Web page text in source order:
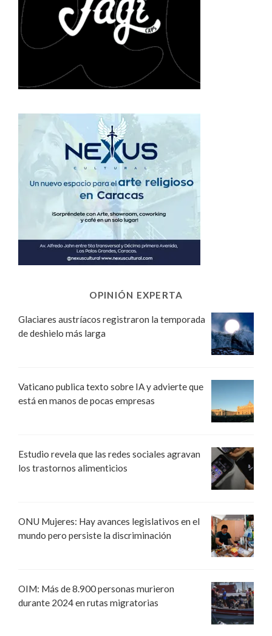
OPINIÓN EXPERTA
Glaciares austríacos registraron la temporada
de deshielo más larga
Vaticano publica texto sobre IA y advierte que
está en manos de pocas empresas
Estudio revela que las redes sociales agravan
los trastornos alimenticios
ONU Mujeres: Hay avances legislativos en el
mundo pero persiste la discriminación
OIM: Más de 8.900 personas murieron
durante 2024 en rutas migratorias